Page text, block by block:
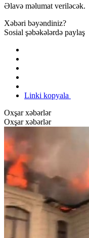
Əlavə məlumat veriləcək.
Xəbəri bəyəndiniz?
Sosial şəbəkələrdə paylaş
Linki kopyala
Oxşar xəbərlər
Oxşar xəbərlər